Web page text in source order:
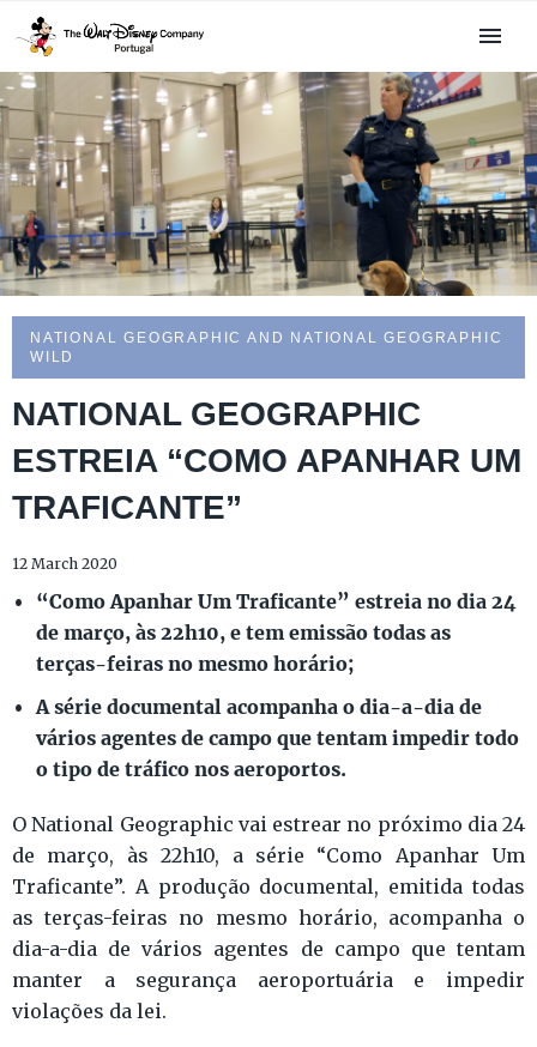
NATIONAL GEOGRAPHIC AND NATIONAL GEOGRAPHIC
WILD
NATIONAL GEOGRAPHIC
ESTREIA “COMO APANHAR UM
TRAFICANTE”
12 March 2020
“Como Apanhar Um Traficante” estreia no dia 24
de março, às 22h10, e tem emissão todas as
terças-feiras no mesmo horário;
A série documental acompanha o dia-a-dia de
vários agentes de campo que tentam impedir todo
o tipo de tráfico nos aeroportos.
O National Geographic vai estrear no próximo dia 24
de março, às 22h10, a série “Como Apanhar Um
Traficante”. A produção documental, emitida todas
as terças-feiras no mesmo horário, acompanha o
dia-a-dia de vários agentes de campo que tentam
manter a segurança aeroportuária e impedir
violações da lei.